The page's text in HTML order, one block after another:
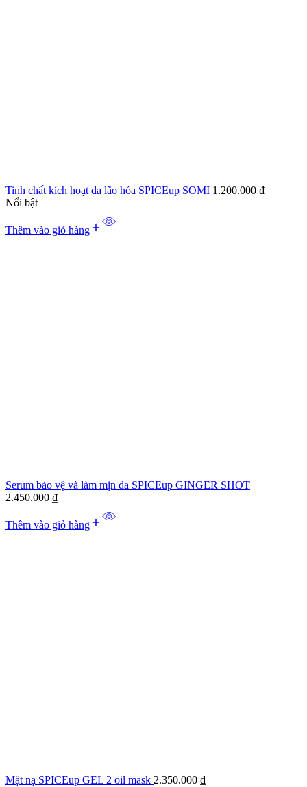
Tinh chất kích hoạt da lão hóa SPICEup SOMI 1.200.000 ₫
Nổi bật
Thêm vào giỏ hàng
Serum bảo vệ và làm mịn da SPICEup GINGER SHOT
2.450.000 ₫
Thêm vào giỏ hàng
Mặt nạ SPICEup GEL 2 oil mask 2.350.000 ₫